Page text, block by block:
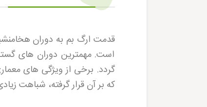
قدمت ارگ بم به دوران
است. مهمترین دوران های
گردد. برخی از ویژگی های
که بر آن قرار گرفته، شباهت